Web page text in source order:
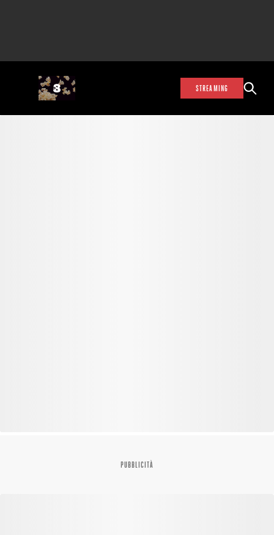
STREAMING
PUBBLICITÀ